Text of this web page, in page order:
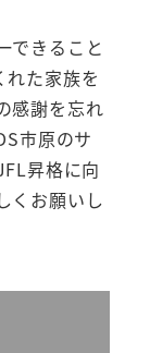
できること
れた家族を
感謝を忘れ
市原のサ
昇格に向
くお願いし